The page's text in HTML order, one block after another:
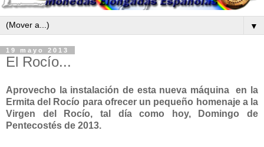
▼
19 mayo 2013
El Rocío...
Aprovecho la instalación de esta nueva máquina en la
Ermita del Rocío para ofrecer un pequeño homenaje a la
Virgen del Rocío, tal día como hoy, Domingo de
Pentecostés de 2013.